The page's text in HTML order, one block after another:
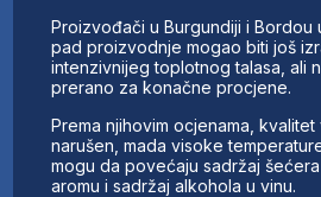
Proizvođači u Burgundiji i Bordou
pad proizvodnje mogao biti još
intenzivnijeg toplotnog talasa, ali
prerano za konačne procjene.
Prema njihovim ocjenama, kvalitet
narušen, mada visoke
mogu da povećaju sadržaj
aromu i sadržaj alkohola u vinu.